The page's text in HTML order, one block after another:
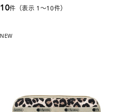
10件（表示 1〜10件）
NEW